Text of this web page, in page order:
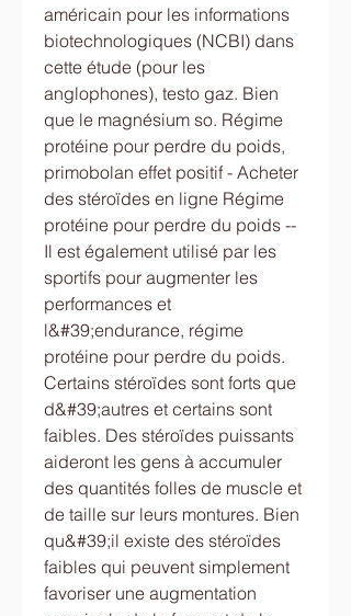
américain pour les informations
biotechnologiques (NCBI) dans
cette étude (pour les
anglophones), testo gaz. Bien
que le magnésium so. Régime
protéine pour perdre du poids,
primobolan effet positif - Acheter
des stéroïdes en ligne Régime
protéine pour perdre du poids --
Il est également utilisé par les
sportifs pour augmenter les
performances et
l&#39;endurance, régime
protéine pour perdre du poids.
Certains stéroïdes sont forts que
d&#39;autres et certains sont
faibles. Des stéroïdes puissants
aideront les gens à accumuler
des quantités folles de muscle et
de taille sur leurs montures. Bien
qu&#39;il existe des stéroïdes
faibles qui peuvent simplement
favoriser une augmentation